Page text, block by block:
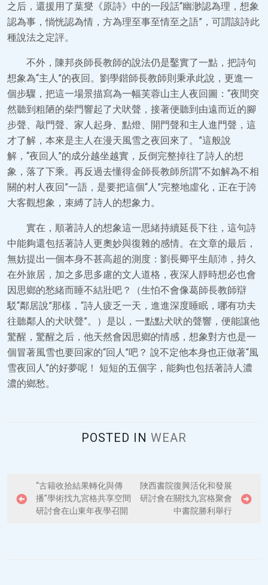
之后，還援用了葉燮《原詩》中的一段話“幽渺認為理，想象
認為事，惝恍認為情，方為理至事至情至之語”，可謂該詩此
種說法之定評。
不外，陳邦炎師長教師的說法仍是鑿實了一點，把詩句
想象為“主人”的夜回。劉學鍇師長教師則秉承此說，更進一
個步驟，把這一場景描寫為一幅芙蓉山主人夜回圖：“夜間突
然聽到粗陋的柴門響起了犬吠聲，接著便聽到由遠而近的腳
步聲、敲門聲、家人起身、點燈、開門聲和主人進門聲，這
才了解，本來是主人在漫天風雪之夜回來了。”這般說
解，“夜回人”的成分越坐越實，反倒完整掉往了詩人的想
象，落了下乘。再反過去懂得金師長教師所謂“不如解為不相
關的村人夜回”一語，是要把這個“人”完整地虛化，正在于誇
大客觀想象，束縛了詩人的想象力。
實在，順著詩人的想象這一思緒持續延長下往，這句詩
中能夠還包括著詩人更奧妙與復雜的感情。在文章的最后，
無妨提出一個本身不甚高超的測度：劉長卿平生顛沛，持久
在外旅居，加之多思多慮的文人道格，夜深人靜時想必也會
因思鄉的愁緒而睡不結壯吧？（生怕不會像葛師長教師辯
駁“鄰居說”那樣，“詩人疲乏一天，進進深度睡眠，哪有功夫
往聽鄰人的犬吠聲”。）是以，一點點犬吠的聲響，便能讓他
驚醒，驚醒之后，他天然會因思鄉的情感，想象對方也是一
個冒著風雪也要回家的“回人”吧？ 說不定他本身也正做著“風
雪夜回人”的好夢呢！ 短短的五個字，能夠也包括著詩人濃
濃的鄉愁。
POSTED IN WEAR
o
“古籍收拾結果轉化與傳
播”學術找九宮格共享空間
研討會在山東年夜學召開
陜西書院復興活化和發展
研討會在關找九宮格聚會
中書院勝利舉行